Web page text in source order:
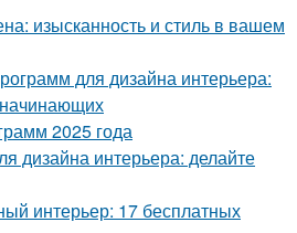
изысканность и стиль в вашем
для дизайна интерьера:
2025 года
дизайна интерьера: делайте
интерьер: 17 бесплатных